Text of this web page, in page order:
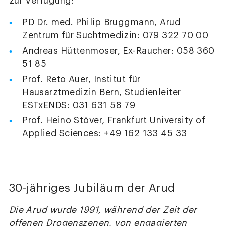
PD Dr. med. Philip Bruggmann, Arud
Zentrum für Suchtmedizin: 079 322 70 00
Andreas Hüttenmoser, Ex-Raucher: 058 360
51 85
Prof. Reto Auer, Institut für
Hausarztmedizin Bern, Studienleiter
ESTxENDS: 031 631 58 79
Prof. Heino Stöver, Frankfurt University of
Applied Sciences: +49 162 133 45 33
30-jähriges Jubiläum der Arud
Die Arud wurde 1991, während der Zeit der
offenen Drogenszenen, von engagierten